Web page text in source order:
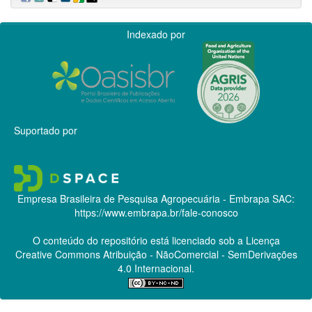
Indexado por
Suportado por
Empresa Brasileira de Pesquisa Agropecuária - Embrapa SAC:
https://www.embrapa.br/fale-conosco
O conteúdo do repositório está licenciado sob a Licença
Creative CommonsAtribuição - NãoComercial - SemDerivações
4.0 Internacional.